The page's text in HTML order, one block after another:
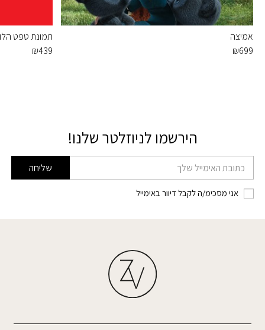
אמיצה
₪699
תמונת טפט הלו
₪439
הירשמו לניוזלטר שלנו!
דוא׳׳ל שליחה
אני מסכימ/ה לקבל דיוור באימייל